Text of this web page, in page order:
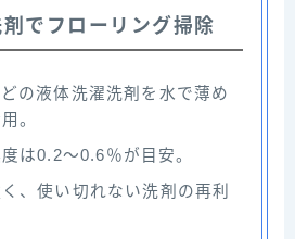
でフローリング掃除
どの液体洗濯洗剤を水で薄め
。
は0.2〜0.6％が目安。
、使い切れない洗剤の再利